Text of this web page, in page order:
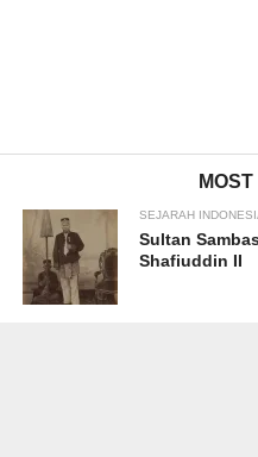
SEJARAH
Sultan
Shafiuddin II